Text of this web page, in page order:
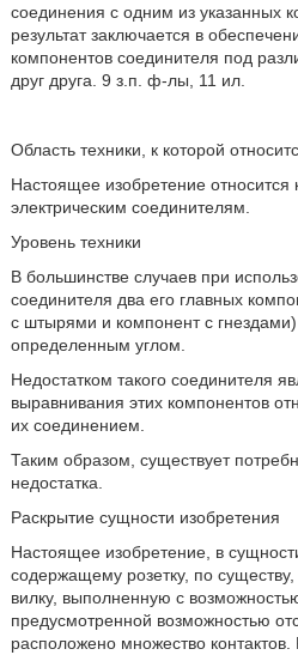
соединения с одним из указанных
результат заключается в
компонентов соединителя под
друг друга. 9 з.п. ф-лы, 11 ил.
Область техники, к которой
Настоящее изобретение относится
электрическим соединителям.
Уровень техники
В большинстве случаев при
соединителя два его главных
с штырями и компонент с
определенным углом.
Недостатком такого соединителя
выравнивания этих компонентов
их соединением.
Таким образом, существует
недостатка.
Раскрытие сущности изобретения
Настоящее изобретение, в
содержащему розетку, по
вилку, выполненную с
предусмотренной возможностью
расположено множество контактов.